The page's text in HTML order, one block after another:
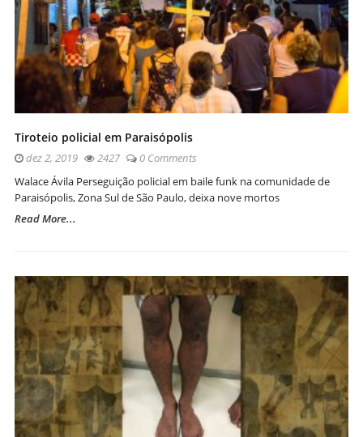
Tiroteio policial em Paraisópolis
dez 2, 2019 2427
0 Comments
Walace Ávila Perseguição policial em baile funk na comunidade de
Paraisópolis, Zona Sul de São Paulo, deixa nove mortos
Read More...